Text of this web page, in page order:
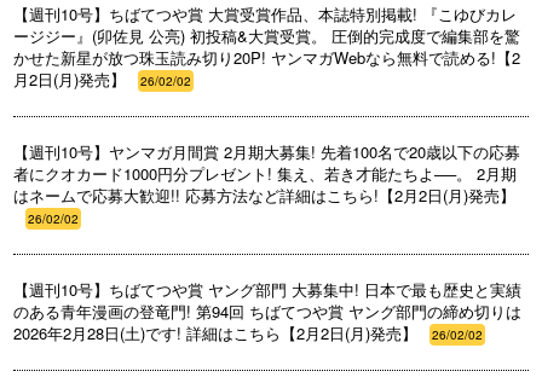
【週刊10号】ちばてつや賞 大賞受賞作品、本誌特別掲載! 『こゆびカレ
ージジー』(卯佐見 公亮) 初投稿&大賞受賞。 圧倒的完成度で編集部を驚
かせた新星が放つ珠玉読み切り20P! ヤンマガWebなら無料で読める!【2
月2日(月)発売】
26/02/02
【週刊10号】ヤンマガ月間賞 2月期大募集! 先着100名で20歳以下の応募
者にクオカード1000円分プレゼント! 集え、若き才能たちよ──。 2月期
はネームで応募大歓迎!! 応募方法など詳細はこちら!【2月2日(月)発売】
26/02/02
【週刊10号】ちばてつや賞 ヤング部門 大募集中! 日本で最も歴史と実績
のある青年漫画の登竜門! 第94回 ちばてつや賞 ヤング部門の締め切りは
2026年2月28日(土)です! 詳細はこちら【2月2日(月)発売】
26/02/02